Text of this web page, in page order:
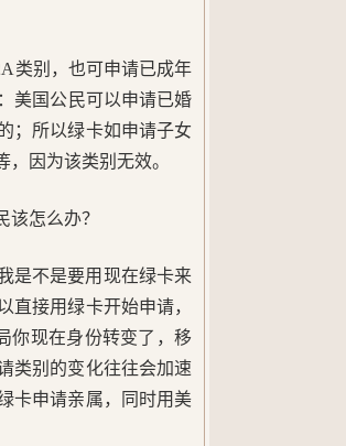
类别，也可申请已成年
美国公民可以申请已婚
；所以绿卡如申请子女
因为该类别无效。
怎么办？
是不是要用现在绿卡来
直接用绿卡开始申请，
你现在身份转变了，移
类别的变化往往会加速
卡申请亲属，同时用美